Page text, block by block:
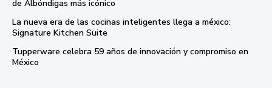
de Albóndigas más icónico
La nueva era de las cocinas inteligentes llega a méxico:
Signature Kitchen Suite
Tupperware celebra 59 años de innovación y compromiso en
México